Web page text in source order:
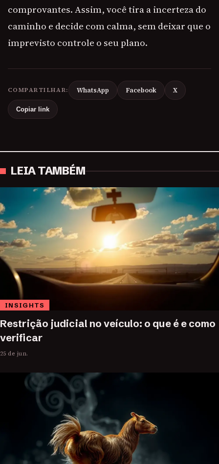
comprovantes. Assim, você tira a incerteza do
caminho e decide com calma, sem deixar que o
imprevisto controle o seu plano.
COMPARTILHAR: WhatsApp Facebook X
Copiar link
LEIA TAMBÉM
INSIGHTS
Restrição judicial no veículo: o que é e como
verificar
25 de jun.